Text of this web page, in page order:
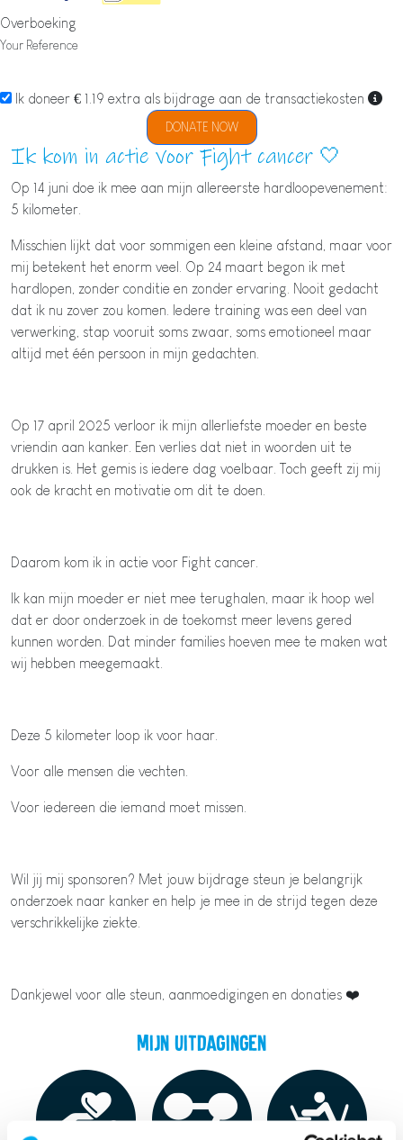
Overboeking
Your Reference
Ik doneer € 1.19 extra als bijdrage aan de transactiekosten
DONATE NOW
Ik kom in actie voor Fight cancer 🤍
Op 14 juni doe ik mee aan mijn allereerste hardloopevenement:
5 kilometer.
Misschien lijkt dat voor sommigen een kleine afstand, maar voor
mij betekent het enorm veel. Op 24 maart begon ik met
hardlopen, zonder conditie en zonder ervaring. Nooit gedacht
dat ik nu zover zou komen. Iedere training was een deel van
verwerking, stap vooruit soms zwaar, soms emotioneel maar
altijd met één persoon in mijn gedachten.
Op 17 april 2025 verloor ik mijn allerliefste moeder en beste
vriendin aan kanker. Een verlies dat niet in woorden uit te
drukken is. Het gemis is iedere dag voelbaar. Toch geeft zij mij
ook de kracht en motivatie om dit te doen.
Daarom kom ik in actie voor Fight cancer.
Ik kan mijn moeder er niet mee terughalen, maar ik hoop wel
dat er door onderzoek in de toekomst meer levens gered
kunnen worden. Dat minder families hoeven mee te maken wat
wij hebben meegemaakt.
Deze 5 kilometer loop ik voor haar.
Voor alle mensen die vechten.
Voor iedereen die iemand moet missen.
Wil jij mij sponsoren? Met jouw bijdrage steun je belangrijk
onderzoek naar kanker en help je mee in de strijd tegen deze
verschrikkelijke ziekte.
Dankjewel voor alle steun, aanmoedigingen en donaties ❤️
Mijn uitdagingen